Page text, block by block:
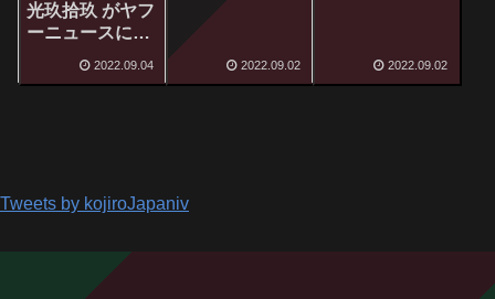
光玖拾玖 がヤフ
ーニュースに掲
2022.09.04 2022.09.02 2022.09.02
Tweets by kojiroJapaniv